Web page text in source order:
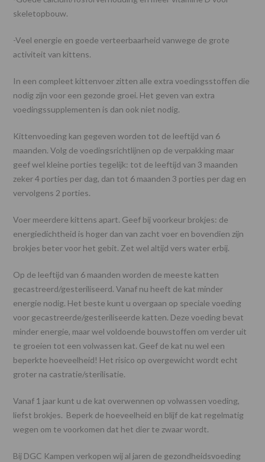
skeletopbouw.
-Veel energie en goede verteerbaarheid vanwege de grote
activiteit van kittens.
In een compleet kittenvoer zitten alle extra voedingsstoffen die
nodig zijn voor een gezonde groei. Het geven van extra
voedingssupplementen is dan ook niet nodig.
Kittenvoeding kan gegeven worden tot de leeftijd van 6
maanden. Volg de voedingsrichtlijnen op de verpakking maar
geef wel kleine porties tegelijk: tot de leeftijd van 3 maanden
zeker 4 porties per dag, dan tot 6 maanden 3 porties per dag en
vervolgens 2 porties.
Voer meerdere kittens apart. Geef bij voorkeur brokjes: de
energiedichtheid is hoger dan van zacht voer en bovendien zijn
brokjes beter voor het gebit. Zet wel altijd vers water erbij.
Op de leeftijd van 6 maanden worden de meeste katten
gecastreerd/gesteriliseerd. Vanaf nu heeft de kat minder
energie nodig. Het beste kunt u overgaan op speciale voeding
voor gecastreerde/gesteriliseerde katten. Deze voeding bevat
minder energie, maar wel voldoende bouwstoffen om verder uit
te groeien tot een volwassen kat. Geef de kat nu wel een
beperkte hoeveelheid! Het risico op overgewicht wordt echt
groter na castratie/sterilisatie.
Vanaf 1 jaar kunt u de kat overwennen op volwassen voeding,
liefst brokjes. Beperk de hoeveelheid en blijf de kat regelmatig
wegen om te voorkomen dat het dier te zwaar wordt.
Bij DGC Kampen verkopen wij al jaren de gezondheidsvoeding